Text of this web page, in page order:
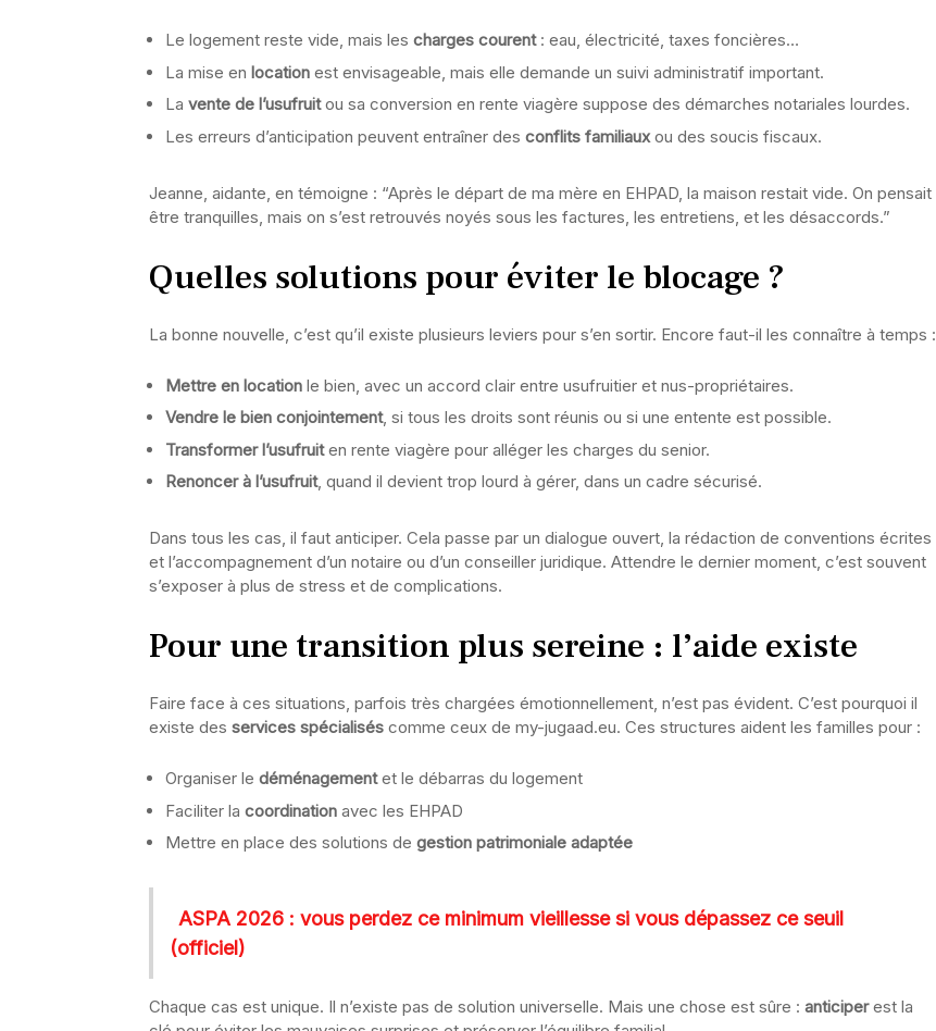
Le logement reste vide, mais les charges courent: eau, électricité, taxes foncières…
La mise en location est envisageable, mais elle demande un suivi administratif important.
La vente de l’usufruitou sa conversion en rente viagère suppose des démarches notariales lourdes.
Les erreurs d’anticipation peuvent entraîner des conflits familiauxou des soucis fiscaux.
Jeanne, aidante, en témoigne : “Après le départ de ma mère en EHPAD, la maison restait vide. On pensait
être tranquilles, mais on s’est retrouvés noyés sous les factures, les entretiens, et les désaccords.”
Quelles solutions pour éviter le blocage ?
La bonne nouvelle, c’est qu’il existe plusieurs leviers pour s’en sortir. Encore faut-il les connaître à temps :
Mettre en location le bien, avec un accord clair entre usufruitier et nus-propriétaires.
Vendre le bien conjointement, si tous les droits sont réunis ou si une entente est possible.
Transformer l’usufruiten rente viagère pour alléger les charges du senior.
Renoncer à l’usufruit, quand il devient trop lourd à gérer, dans un cadre sécurisé.
Dans tous les cas, il faut anticiper. Cela passe par un dialogue ouvert, la rédaction de conventions écrites
et l’accompagnement d’un notaire ou d’un conseiller juridique. Attendre le dernier moment, c’est souvent
s’exposer à plus de stress et de complications.
Pour une transition plus sereine : l’aide existe
Faire face à ces situations, parfois très chargées émotionnellement, n’est pas évident. C’est pourquoi il
existe des services spécialisés comme ceux de my-jugaad.eu. Ces structures aident les familles pour :
Organiser le déménagementet le débarras du logement
Faciliter la coordination avec les EHPAD
Mettre en place des solutions de gestion patrimoniale adaptée
ASPA 2026 : vous perdez ce minimum vieillesse si vous dépassez ce seuil
(officiel)
Chaque cas est unique. Il n’existe pas de solution universelle. Mais une chose est sûre : anticiperest la